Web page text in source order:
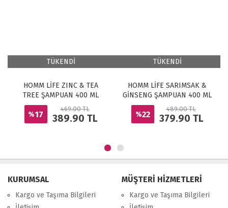
TÜKENDİ
HOMM LİFE ZINC & TEA
TREE ŞAMPUAN 400 ML
469.00 TL
389.90TL
TÜKENDİ
HOMM LİFE SARIMSAK &
GİNSENG ŞAMPUAN 400 ML
489.00 TL
379.90TL
KURUMSAL
Kargo ve Taşıma Bilgileri
MÜŞTERİ HİZMETLERİ
Kargo ve Taşıma Bilgileri